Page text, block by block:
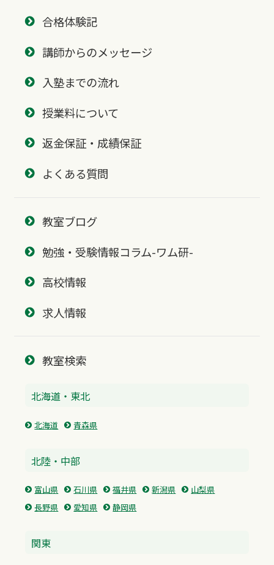
合格体験記
講師からのメッセージ
入塾までの流れ
授業料について
返金保証・成績保証
よくある質問
教室ブログ
勉強・受験情報コラム-ワム研-
高校情報
求人情報
教室検索
北海道・東北
北海道 青森県
北陸・中部
富山県 石川県 福井県 新潟県
山梨県
長野県
愛知県 静岡県
関東